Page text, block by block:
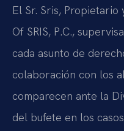
El Sr. Sris, Propietario
Of SRIS, P.C.,
cada asunto de
colaboración con los
comparecen ante la
del bufete en los